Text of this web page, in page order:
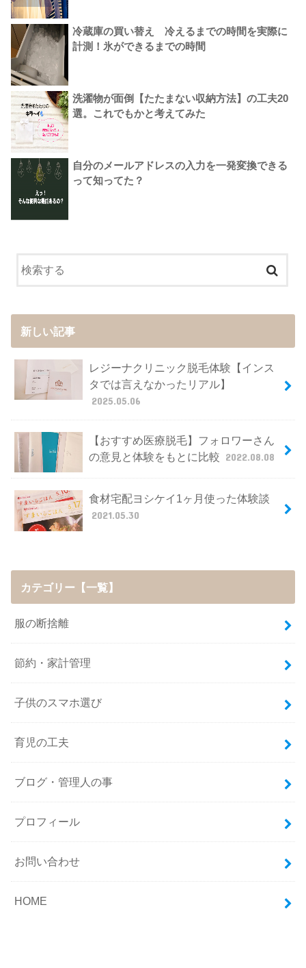
冷蔵庫の買い替え 冷えるまでの時間を実際に
計測！氷ができるまでの時間
洗濯物が面倒【たたまない収納方法】の工夫20
選。これでもかと考えてみた
自分のメールアドレスの入力を一発変換できる
って知ってた？
新しい記事
レジーナクリニック脱毛体験【インス
タでは言えなかったリアル】
2025.05.06
【おすすめ医療脱毛】フォロワーさん
の意見と体験をもとに比較 2022.08.08
食材宅配ヨシケイ1ヶ月使った体験談
2021.05.30
カテゴリー【一覧】
服の断捨離
節約・家計管理
子供のスマホ選び
育児の工夫
ブログ・管理人の事
プロフィール
お問い合わせ
HOME